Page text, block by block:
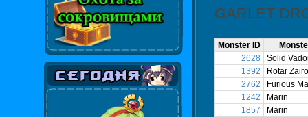
GARLET
Monster ID
2628
Solid
1392
Rotar Zairo
2762
Furious
1242
Marin
1857
Marin